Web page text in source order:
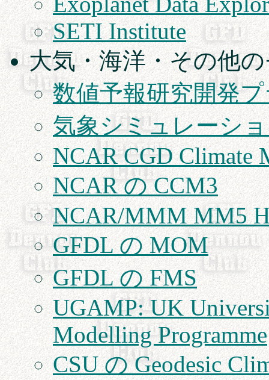
SETI Institute
大気・海洋・その他
数値予報研究開発
気象シミュレーシ
NCAR CGD Climate
NCAR の CCM3
NCAR/MMM MM5
GFDL の MOM
GFDL の FMS
UGAMP: UK
Modelling Programme
CSU の Geodesic